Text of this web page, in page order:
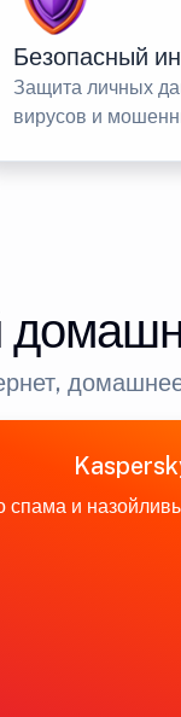
Безопасный
Защита личных
вирусов и
спама и